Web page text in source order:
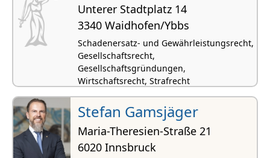
Unterer Stadtplatz 14
3340 Waidhofen/Ybbs
Schadenersatz- und Gewährleistungsrecht,
Gesellschaftsrecht,
Gesellschaftsgründungen,
Wirtschaftsrecht, Strafrecht
Stefan Gamsjäger
Maria-Theresien-Straße 21
6020 Innsbruck